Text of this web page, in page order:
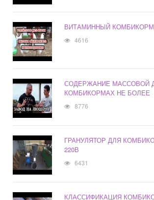
ВИТАМИННЫЙ КОМБИКОРМ
4616
СОДЕРЖАНИЕ МАССОВОЙ
КОМБИКОРМАХ НЕ БОЛЕЕ
8776
ГРАНУЛЯТОР ДЛЯ
220В
6431
КЛАССИФИКАЦИЯ